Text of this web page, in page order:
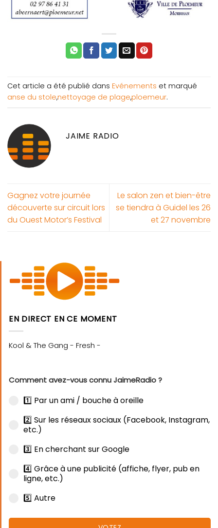
Cet article a été publié dans Evénements et marqué
anse du stole,nettoyage de plage,ploemeur.
JAIME RADIO
Gagnez votre journée
découverte sur circuit lors
du Ouest Motor’s Festival
Le salon zen et bien-être
se tiendra à Guidel les 26
et 27 novembre
EN DIRECT EN CE MOMENT
Comment avez-vous connu JaimeRadio ?
1️⃣ Par un ami / bouche à oreille
2️⃣ Sur les réseaux sociaux (Facebook, Instagram,
etc.)
3️⃣ En cherchant sur Google
4️⃣ Grâce à une publicité (affiche, flyer, pub en
ligne, etc.)
5️⃣ Autre